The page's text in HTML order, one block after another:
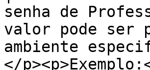
senha de
valor pode ser
ambiente
</